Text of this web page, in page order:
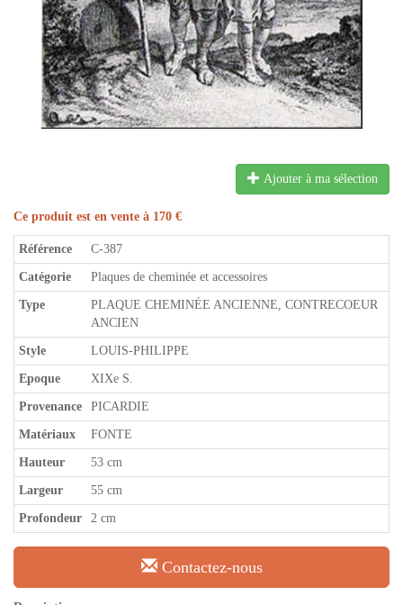
Ajouter à ma sélection
Ce produit est en vente à 170 €
Référence C-387
Catégorie Plaques de cheminée et accessoires
Type
PLAQUE CHEMINÉE ANCIENNE, CONTRECOEUR
ANCIEN
Style LOUIS-PHILIPPE
Epoque XIXe S.
Provenance PICARDIE
Matériaux FONTE
Hauteur 53 cm
Largeur 55 cm
Profondeur 2 cm
Contactez-nous